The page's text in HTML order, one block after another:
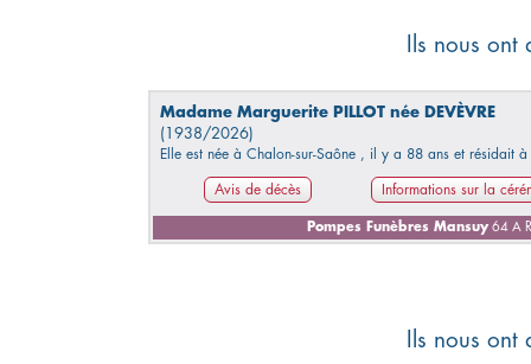
Ils nous
Madame Marguerite PILLOT née DEVÈVRE
(1938/2026)
Elle est née à Chalon-sur-Saône , il y a 88 ans et résidait
Avis de décès Informations sur la
Pompes Funèbres Mansuy 64 A
Ils nous